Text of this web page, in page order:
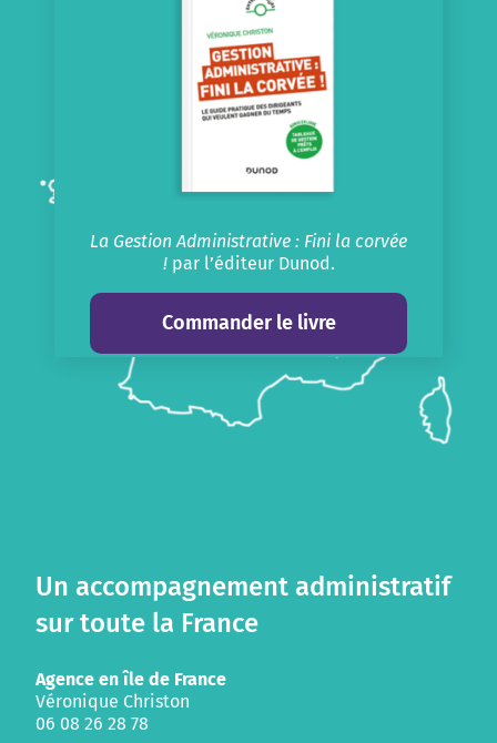
Un accompagnement administratif
sur toute la France
Agence en île de France
Véronique Christon
06 08 26 28 78
La Gestion Administrative : Fini la corvée
! par l’éditeur Dunod.
Commander le livre